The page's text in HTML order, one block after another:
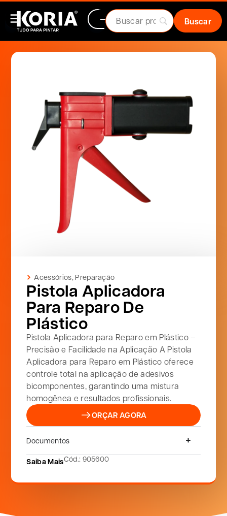
Acessórios,Preparação
Pistola Aplicadora
Para Reparo De
Plástico
Pistola Aplicadora para Reparo em Plástico –
Precisão e Facilidade na Aplicação A Pistola
Aplicadora para Reparo em Plástico oferece
controle total na aplicação de adesivos
bicomponentes, garantindo uma mistura
homogênea e resultados profissionais.
ORÇAR AGORA
Documentos
Saiba MaisCód.: 905600